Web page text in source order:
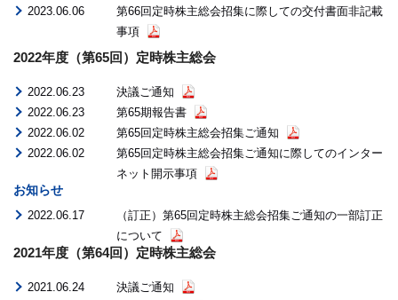
2023.06.06
第66回定時株主総会招集に際しての交付書面非記載
事項
2022年度（第65回）定時株主総会
2022.06.23
決議ご通知
2022.06.23
第65期報告書
2022.06.02
第65回定時株主総会招集ご通知
2022.06.02
第65回定時株主総会招集ご通知に際してのインター
ネット開示事項
お知らせ
2022.06.17
（訂正）第65回定時株主総会招集ご通知の一部訂正
について
2021年度（第64回）定時株主総会
2021.06.24
決議ご通知